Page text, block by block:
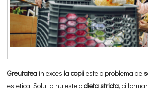
Greutatea in exces la copiieste o problema de
estetica. Solutia nu este odieta stricta, ci